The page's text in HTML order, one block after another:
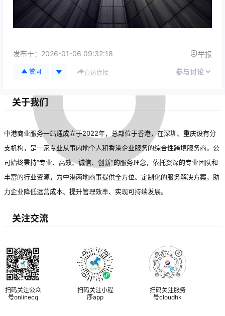
发布于： 2026-01-06 09:32:18 举报
赞同 直达连接 参与讨论
关于我们
中港商业服务一站通成立于2022年，总部位于香港，在深圳、重庆设有分
支机构，是一家专业从事内地个人和香港企业服务的综合性跨境服务商。公
司始终秉持“专业、高效、诚信、创新”的服务理念，依托资深的专业团队和
丰富的行业资源，为中港两地商事提供全方位、定制化的服务解决方案，助
力企业降低运营成本、提升管理效率、实现可持续发展。
关注交流
扫码关注公众
号onlinecq
扫码关注小程
序app
扫码关注服务
号cloudhk